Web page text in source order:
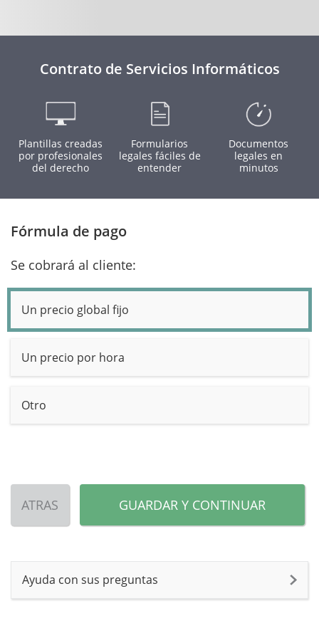
Contrato de Servicios Informáticos
Plantillas creadas
por profesionales
del derecho
Formularios
legales fáciles de
entender
Documentos
legales en
minutos
Fórmula de pago
Se cobrará al cliente:
Un precio global fijo
Un precio por hora
Otro
ATRAS GUARDAR Y CONTINUAR
Ayuda con sus preguntas